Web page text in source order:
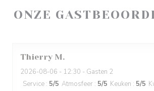
ONZE
Thierry M
2026-08-06 - 12:30 - Gasten 2
Service : 5/5 Atmosfeer : 5/5 Keuken : 5/5